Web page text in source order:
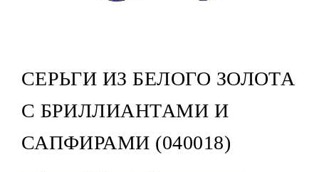
СЕРЬГИ ИЗ БЕЛОГО ЗОЛОТА
С БРИЛЛИАНТАМИ И
САПФИРАМИ (040018)